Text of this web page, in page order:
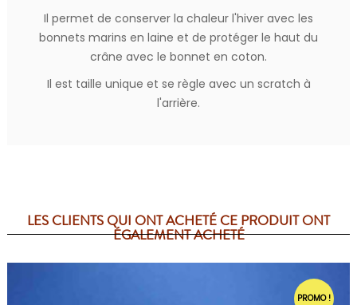
Il permet de conserver la chaleur l'hiver avec les
bonnets marins en laine et de protéger le haut du
crâne avec le bonnet en coton.
Il est taille unique et se règle avec un scratch à
l'arrière.
LES CLIENTS QUI ONT ACHETÉ CE PRODUIT ONT
ÉGALEMENT ACHETÉ
PROMO !